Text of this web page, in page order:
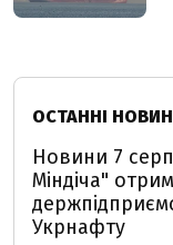
ОСТАННІ
Новини 7
Міндіча"
Укрнафту